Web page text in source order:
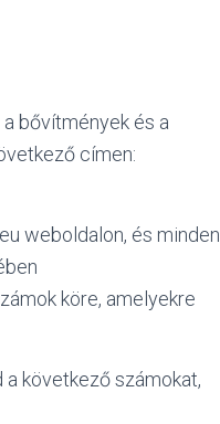
bővítmények és a
címen:
weboldalon, és minden
köre, amelyekre
a következő számokat,